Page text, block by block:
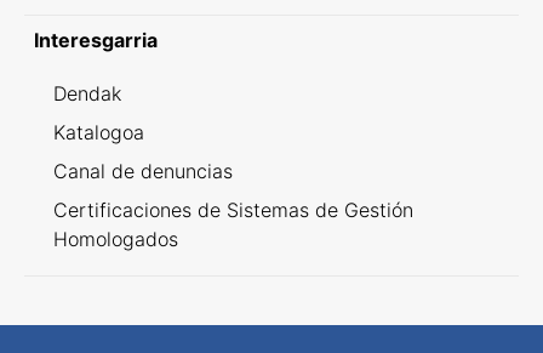
Interesgarria
Dendak
Katalogoa
Canal de denuncias
Certificaciones de Sistemas de Gestión
Homologados